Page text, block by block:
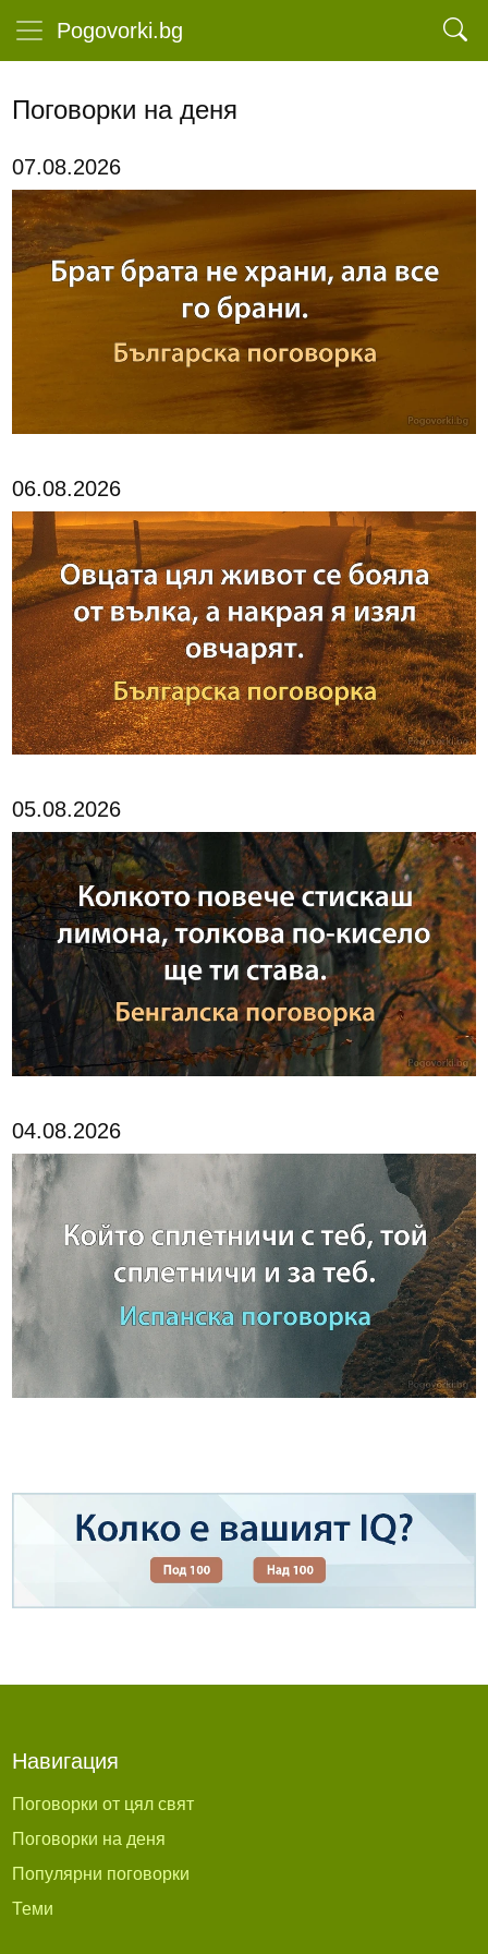
Pogovorki.bg
Поговорки на деня
07.08.2026
06.08.2026
05.08.2026
04.08.2026
Навигация
Поговорки от цял свят
Поговорки на деня
Популярни поговорки
Теми